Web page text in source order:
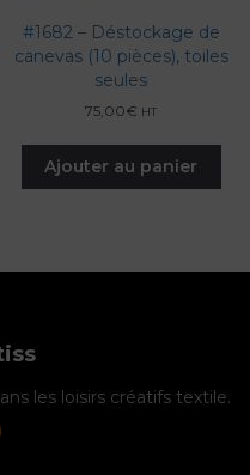
#1682 – Déstockage de
canevas (10 pièces), toiles
seules
75,00€ HT
Ajouter au panier
les loisirs créatifs textile.